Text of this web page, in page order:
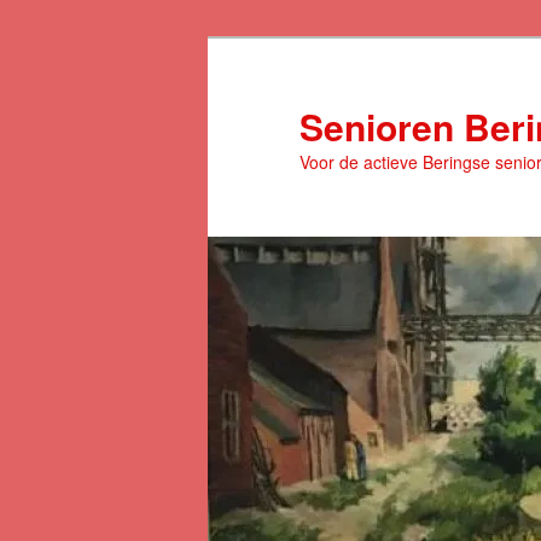
Senioren
Voor de actieve Beringse